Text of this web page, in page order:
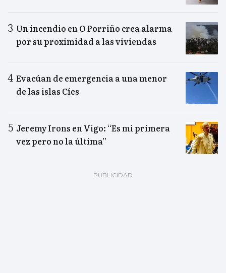
Un incendio en O Porriño crea alarma
por su proximidad a las viviendas
Evacúan de emergencia a una menor
de las islas Cíes
Jeremy Irons en Vigo: “Es mi primera
vez pero no la última”